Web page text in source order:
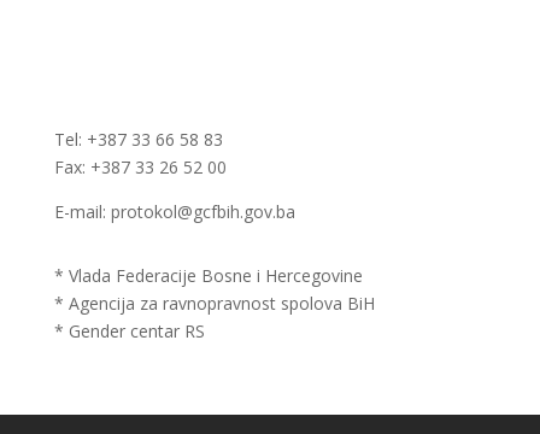
Tel: +387 33 66 58 83
Fax: +387 33 26 52 00
E-mail: protokol@gcfbih.gov.ba
* Vlada Federacije Bosne i Hercegovine
* Agencija za ravnopravnost spolova BiH
* Gender centar RS